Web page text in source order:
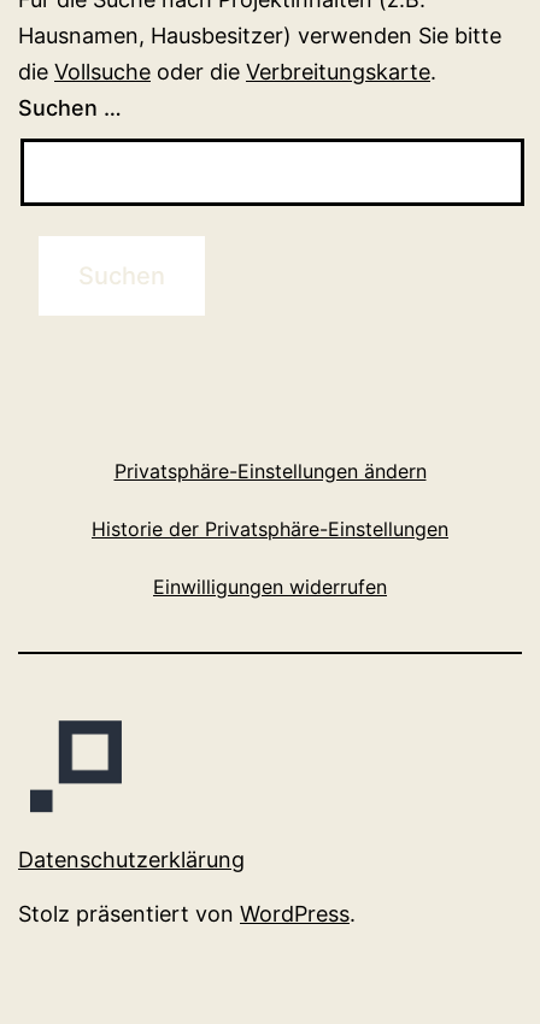
Hausnamen, Hausbesitzer) verwenden Sie bitte
die Vollsuche oder die Verbreitungskarte.
Suchen …
Privatsphäre-Einstellungen ändern
Historie der Privatsphäre-Einstellungen
Einwilligungen widerrufen
Datenschutzerklärung
Stolz präsentiert von WordPress.